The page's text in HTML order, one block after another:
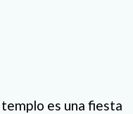
es una fiesta